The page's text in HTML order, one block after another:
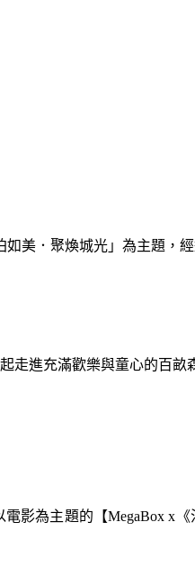
美．聚煥城光」為主題，
影為主題的【MegaBox x
走進充滿歡樂與童心的百